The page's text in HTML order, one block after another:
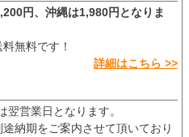
円、沖縄は1,980円となりま
無料です！
詳細はこちら >>
営業日となります。
納期をご案内させて頂いており